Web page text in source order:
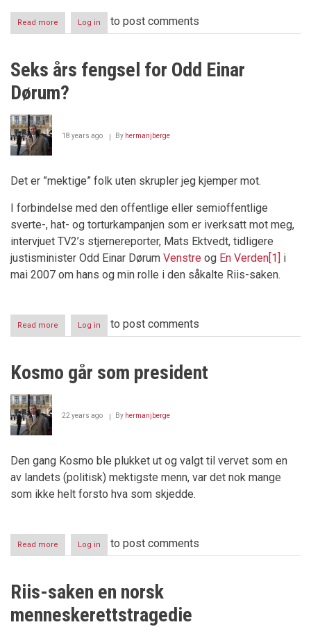
Read more about
Siv
en
Log in to post comments
Seks års fengsel for Odd Einar
Dørum?
18 years ago By hermanjberge
Det er ”mektige” folk uten skrupler jeg kjemper mot.
I forbindelse med den offentlige eller semioffentlige
sverte-, hat- og torturkampanjen som er iverksatt mot meg,
intervjuet TV2’s stjernereporter, Mats Ektvedt, tidligere
justisminister Odd Einar Dørum Venstre og En Verden[1] i
mai 2007 om hans og min rolle i den såkalte Riis-saken.
Read more about
Seks
for
Odd
Log in to post comments
Kosmo går som president
22 years ago By hermanjberge
Den gang Kosmo ble plukket ut og valgt til vervet som en
av landets (politisk) mektigste menn, var det nok mange
som ikke helt forsto hva som skjedde.
Read more
Kosmo
president
Log in to post comments
Riis-saken en norsk
menneskerettstragedie